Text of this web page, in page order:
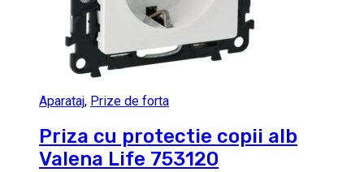
Aparataj, Prize de forta
Priza cu protectie copii alb
Valena Life 753120